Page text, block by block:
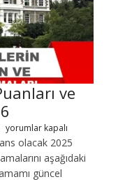
ve
yorumlar kapalı
olacak 2025
aşağıdaki
güncel